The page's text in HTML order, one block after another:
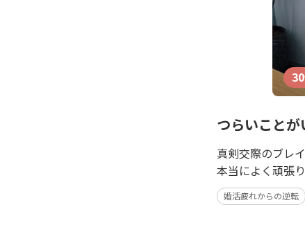
つらいこと
真剣交際のブレ
本当によく頑張り
婚活疲れからの逆転